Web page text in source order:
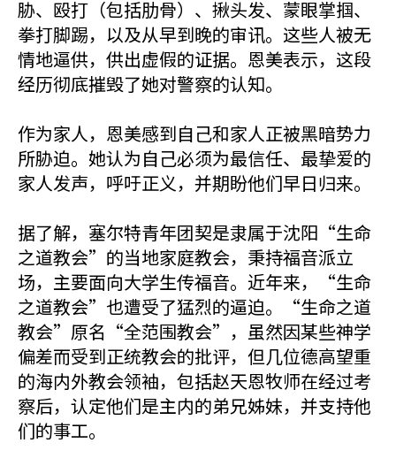
胁、殴打（包括肋骨）、揪头发、蒙眼掌掴、
拳打脚踢，以及从早到晚的审讯。这些人被无
情地逼供，供出虚假的证据。恩美表示，这段
经历彻底摧毁了她对警察的认知。
作为家人，恩美感到自己和家人正被黑暗势力
所胁迫。她认为自己必须为最信任、最挚爱的
家人发声，呼吁正义，并期盼他们早日归来。
据了解，塞尔特青年团契是隶属于沈阳“生命
之道教会”的当地家庭教会，秉持福音派立
场，主要面向大学生传福音。近年来，“生命
之道教会”也遭受了猛烈的逼迫。“生命之道
教会”原名“全范围教会”，虽然因某些神学
偏差而受到正统教会的批评，但几位德高望重
的海内外教会领袖，包括赵天恩牧师在经过考
察后，认定他们是主内的弟兄姊妹，并支持他
们的事工。